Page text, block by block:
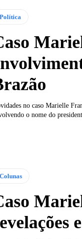
Política
no caso Marielle
o nome do
Colunas